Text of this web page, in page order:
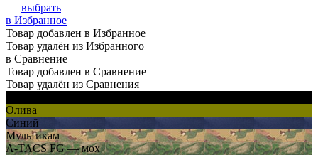
выбрать
в Избранное
Товар добавлен в Избранное
Товар удалён из Избранного
в Сравнение
Товар добавлен в Сравнение
Товар удалён из Сравнения
Олива
Синий
Мультикам
A-TACS FG — мох